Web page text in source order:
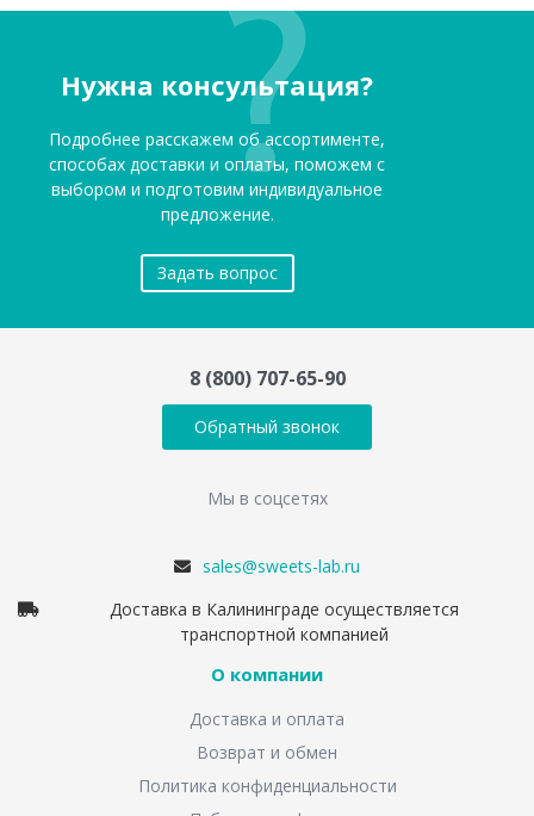
Нужна консультация?
Подробнее расскажем об ассортименте,
способах доставки и оплаты, поможем с
выбором и подготовим индивидуальное
предложение.
Задать вопрос
8 (800) 707-65-90
Обратный звонок
Мы в соцсетях
sales@sweets-lab.ru
Доставка в Калининграде осуществляется
транспортной компанией
О компании
Доставка и оплата
Возврат и обмен
Политика конфиденциальности